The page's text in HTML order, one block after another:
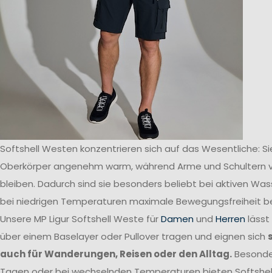
Softshell Westen konzentrieren sich auf das Wesentliche:
Oberkörper angenehm warm, während Arme und Schultern
bleiben. Dadurch sind sie besonders beliebt bei aktiven
bei niedrigen Temperaturen maximale Bewegungsfreiheit
Unsere MP Ligur Softshell Weste fürDamen und Herren lässt
über einem Baselayer oder Pullover tragen und eignen sich
auch für Wanderungen, Reisen oder den Alltag.